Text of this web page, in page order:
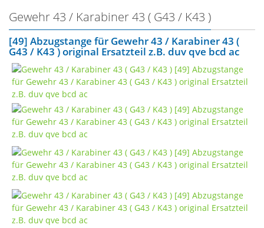
Gewehr 43 / Karabiner 43 ( G43 / K43 )
[49] Abzugstange für Gewehr 43 / Karabiner 43 (
G43 / K43 ) original Ersatzteil z.B. duv qve bcd ac